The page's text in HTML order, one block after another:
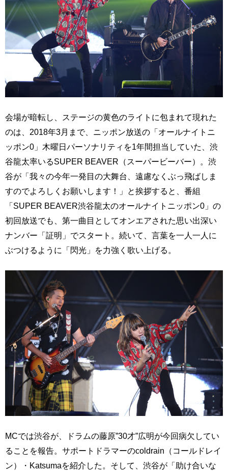
会場が暗転し、ステージの黄色のライトに包まれて現れた
のは、2018年3月まで、ニッポン放送の「オールナイトニ
ッポン0」木曜日パーソナリティを1年間担当していた、渋
谷龍太率いるSUPER BEAVER（スーパービーバー）。渋
谷が「我々の今年一発目の大舞台、遠慮なくぶっ飛ばしま
すのでよろしくお願いします！」と挨拶すると、番組
「SUPER BEAVER渋谷龍太のオールナイトニッポン0」の
初回放送でも、第一曲目としてオンエアされた思い出深い
ナンバー「証明」でスタート。続いて、言葉を一人一人に
ぶつけるように「閃光」を力強く歌い上げる。
MCでは渋谷が、ドラムの藤原”30才”広明が今回病欠してい
ることを報告。サポートドラマーのcoldrain（コールドレイ
ン）・Katsumaを紹介した。そして、渋谷が「助け合いな